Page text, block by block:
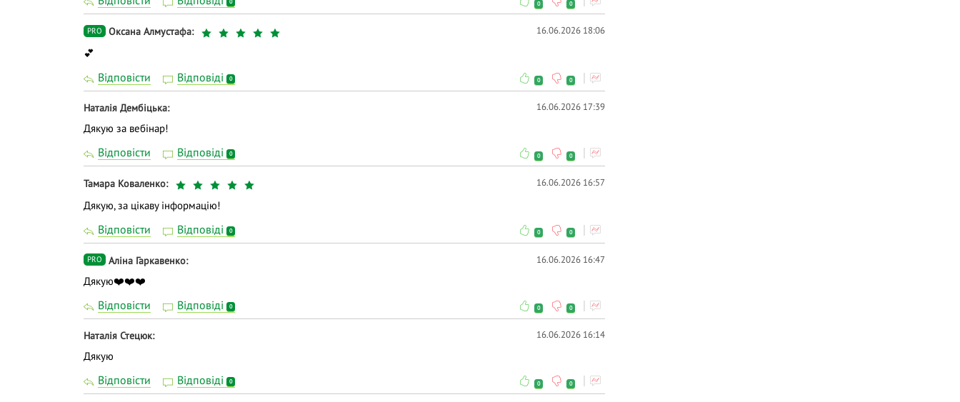
0 0 0
PRO Оксана Алмустафа 16.06.2026 18:06
💕
Відповісти Відповіді 0 0 0
Наталія Дембіцька 16.06.2026 17:39
Дякую за вебінар!
Відповісти Відповіді 0 0 0
Тамара Коваленко 16.06.2026 16:57
Дякую, за цікаву інформацію!
Відповісти Відповіді 0 0 0
PRO Аліна Гаркавенко 16.06.2026 16:47
Дякую❤️❤️❤️
Відповісти Відповіді 0 0 0
Наталія Стецюк 16.06.2026 16:14
Дякую
Відповісти Відповіді 0 0 0